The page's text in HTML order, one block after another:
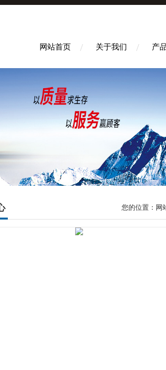
网站首页 关于我们 产
您的位置： 网